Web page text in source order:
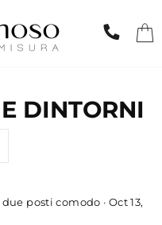
DINTORNI
posti comodo · Oct 13,